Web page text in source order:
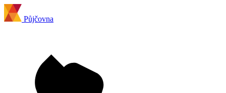
Půjčovna